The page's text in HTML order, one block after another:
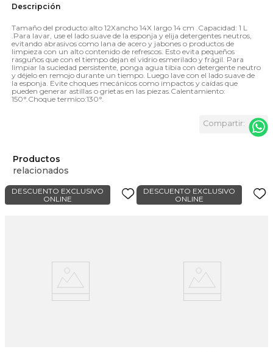
Tamaño del producto:alto 12Xancho 14X largo 14 cm .Capacidad: 1 L
.Para lavar, use el lado suave de la esponja y elija detergentes neutros,
evitando abrasivos como lana de acero y jabones o productos de
limpieza con un alto contenido de refrescos. Esto evita pequeños
rasguños que con el tiempo dejan el vidrio esmerilado y frágil. Para
limpiar la suciedad persistente, ponga agua tibia con detergente neutro
y déjelo en remojo durante un tiempo. Luego lave con el lado suave de
la esponja. Evite choques mecánicos como impactos y caídas que
pueden generar astillas o grietas en las piezas.Calentamiento:
150°.Choque termico:130°.
Productos
relacionados
DESCUENTO EXCLUSIVO
ONLINE
DESCUENTO EXCLUSIVO
ONLINE